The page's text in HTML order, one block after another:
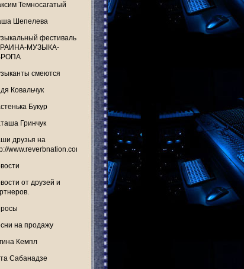
Темносагатый
Шепелева
фестиваль
МУЗЫКА-
смеются
Ковальчук
Букур
Гринчук
друзья на
www.reverbnation.com
от друзей и
на продажу
Кемпл
Сабанадзе